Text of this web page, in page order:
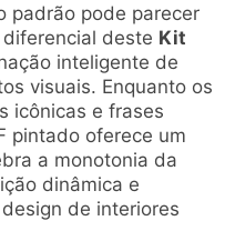
padrão pode parecer
deste Kit
inteligente de
visuais. Enquanto os
icônicas e frases
pintado oferece um
a monotonia da
dinâmica e
de interiores